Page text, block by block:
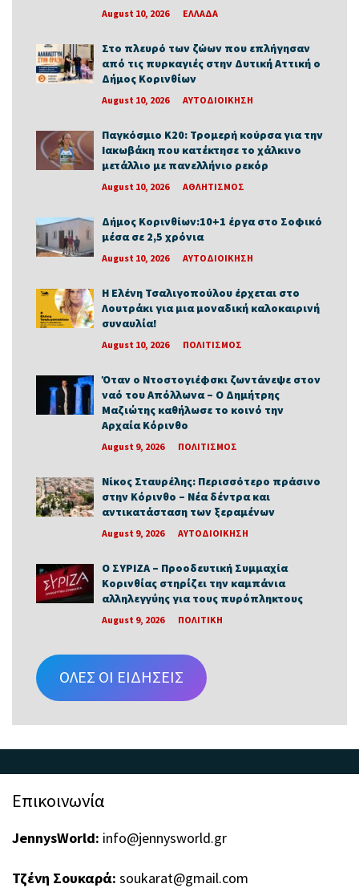
August 10, 2026 ΕΛΛΑΔΑ
Στο πλευρό των ζώων που επλήγησαν
από τις πυρκαγιές στην Δυτική Αττική ο
Δήμος Κορινθίων
August 10, 2026 ΑΥΤΟΔΙΟΙΚΗΣΗ
Παγκόσμιο Κ20: Τρομερή κούρσα για την
Ιακωβάκη που κατέκτησε το χάλκινο
μετάλλιο με πανελλήνιο ρεκόρ
August 10, 2026 ΑΘΛΗΤΙΣΜΟΣ
Δήμος Κορινθίων:10+1 έργα στο Σοφικό
μέσα σε 2,5 χρόνια
August 10, 2026 ΑΥΤΟΔΙΟΙΚΗΣΗ
Η Ελένη Τσαλιγοπούλου έρχεται στο
Λουτράκι για μια μοναδική καλοκαιρινή
συναυλία!
August 10, 2026 ΠΟΛΙΤΙΣΜΟΣ
Όταν ο Ντοστογιέφσκι ζωντάνεψε στον
ναό του Απόλλωνα – Ο Δημήτρης
Μαζιώτης καθήλωσε το κοινό την
Αρχαία Κόρινθο
August 9, 2026 ΠΟΛΙΤΙΣΜΟΣ
Νίκος Σταυρέλης: Περισσότερο πράσινο
στην Κόρινθο – Νέα δέντρα και
αντικατάσταση των ξεραμένων
August 9, 2026 ΑΥΤΟΔΙΟΙΚΗΣΗ
Ο ΣΥΡΙΖΑ – Προοδευτική Συμμαχία
Κορινθίας στηρίζει την καμπάνια
αλληλεγγύης για τους πυρόπληκτους
August 9, 2026 ΠΟΛΙΤΙΚΗ
ΟΛΕΣ ΟΙ ΕΙΔΗΣΕΙΣ
Επικοινωνία
JennysWorld: info@jennysworld.gr
Τζένη Σουκαρά: soukarat@gmail.com